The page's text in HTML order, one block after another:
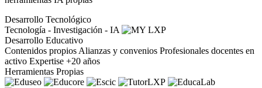
Desarrollo Tecnológico
Tecnología - Investigación - IA
Desarrollo Educativo
Contenidos propios Alianzas y convenios Profesionales docentes en
activo Expertise +20 años
Herramientas Propias